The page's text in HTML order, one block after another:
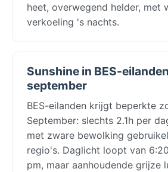
heet, overwegend helder, met
verkoeling 's nachts.
Sunshine in BES-
september
BES-eilanden krijgt beperkte
September: slechts 2.1h per
met zware bewolking
regio's. Daglicht loopt van
pm, maar aanhoudende grijze